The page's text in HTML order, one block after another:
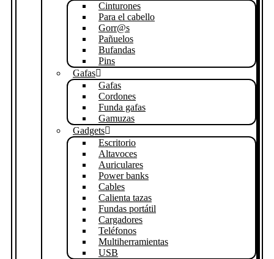
Cinturones
Para el cabello
Gorr@s
Pañuelos
Bufandas
Pins
Gafas
Gafas
Cordones
Funda gafas
Gamuzas
Gadgets
Escritorio
Altavoces
Auriculares
Power banks
Cables
Calienta tazas
Fundas portátil
Cargadores
Teléfonos
Multiherramientas
USB